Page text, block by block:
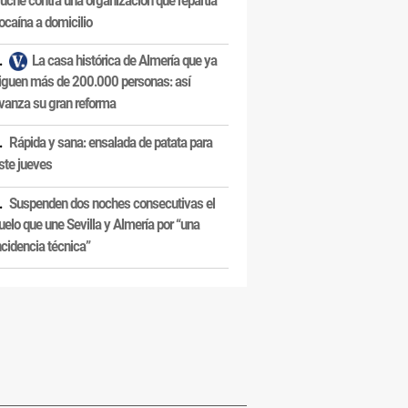
a domicilio
La casa histórica de Almería que ya
más de 200.000 personas: así
su gran reforma
Rápida y sana: ensalada de patata para
jueves
Suspenden dos noches consecutivas el
que une Sevilla y Almería por “una
técnica”